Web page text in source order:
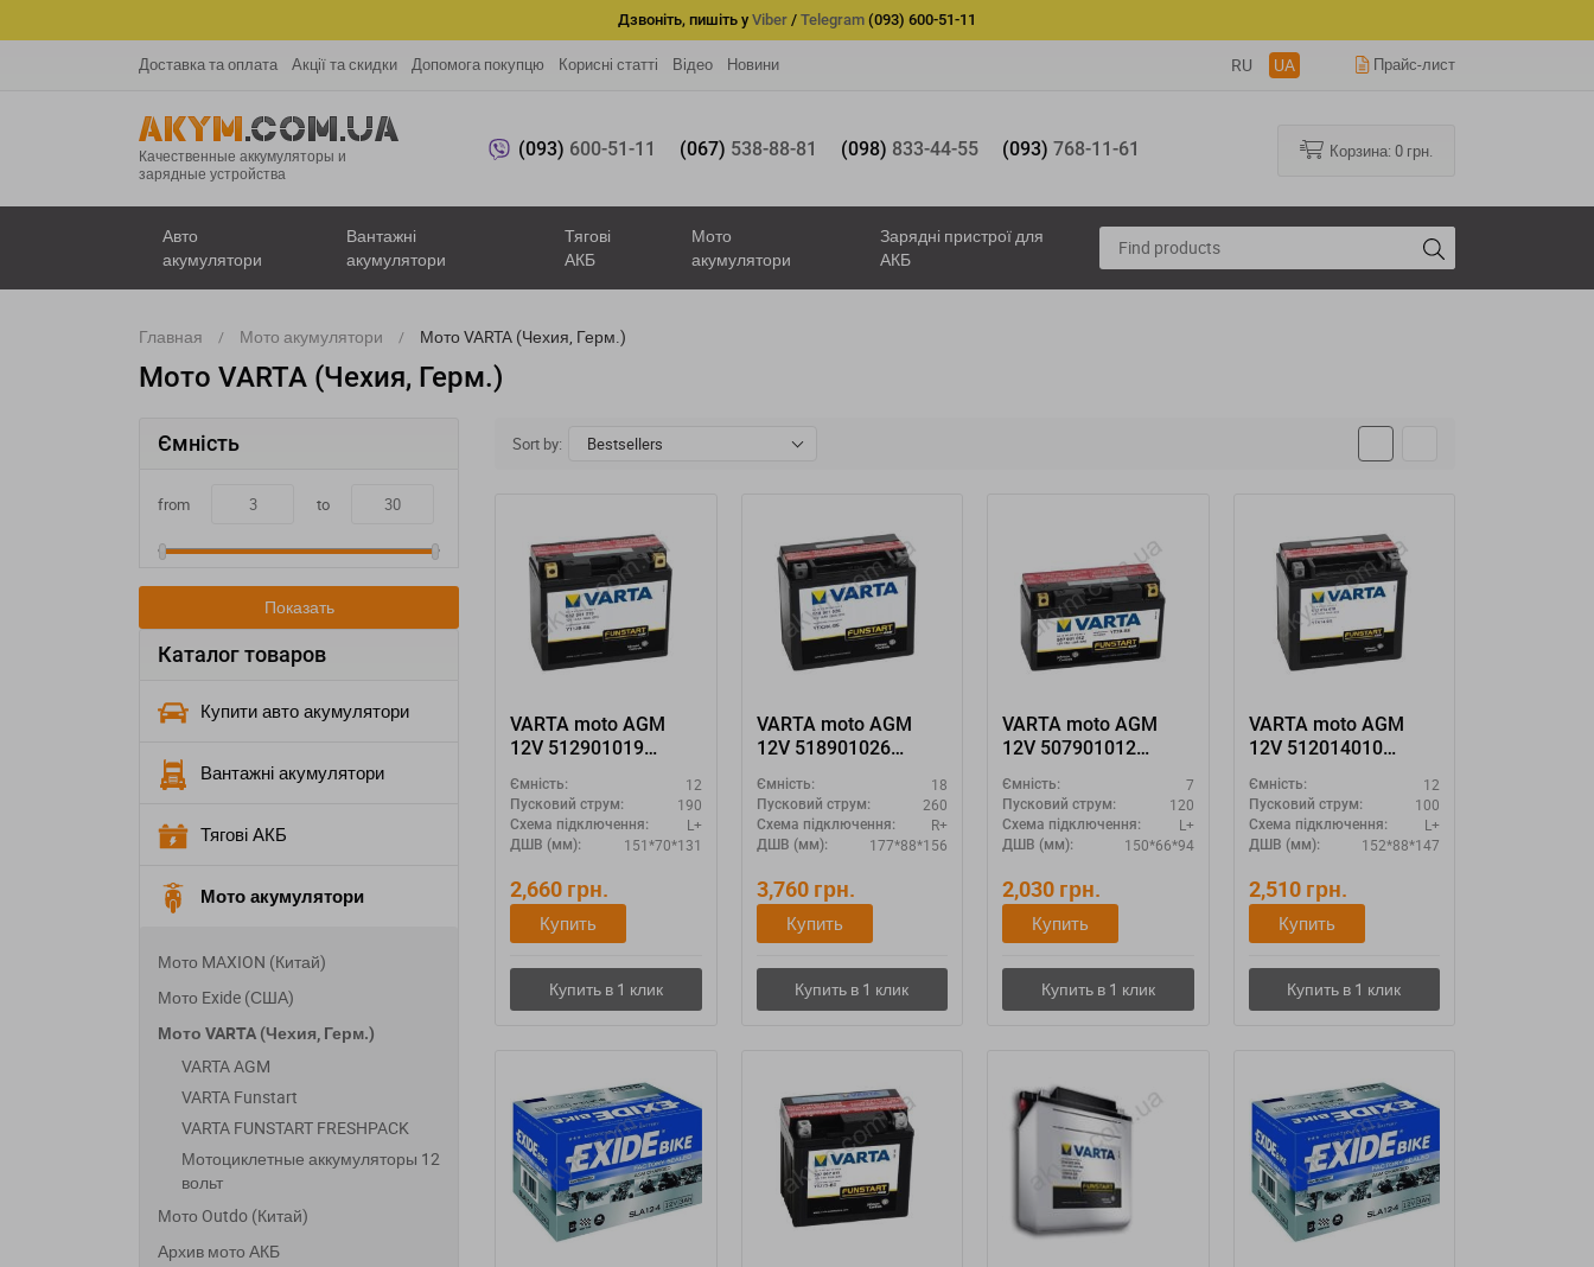
Дзвоніть, пишіть у Viber / Telegram (093) 600-51-11
Доставка та оплата Акції та скидки Допомога покупцю Корисні статті Відео Новини RU UA Прайс-лист
Качественные аккумуляторы и
зарядные устройства
(093) 600-51-11 (067) 538-88-81 (098) 833-44-55 (093) 768-11-61 Корзина: 0 грн.
Авто
акумулятори
Вантажні
акумулятори
Тягові
АКБ
Мото
акумулятори
Зарядні пристрої для
АКБ
Главная Мото акумулятори Мото VARTA (Чехия, Герм.)
Мото VARTA (Чехия, Герм.)
Ємність
from to
Показать
Каталог товаров
Купити авто акумулятори
Вантажні акумулятори
Тягові АКБ
Мото акумулятори
Мото MAXION (Китай)
Мото Exide (США)
Мото VARTA (Чехия, Герм.)
VARTA AGM
VARTA Funstart
VARTA FUNSTART FRESHPACK
Мотоциклетные аккумуляторы 12
вольт
Мото Outdo (Китай)
Архив мото АКБ
Sort by: Bestsellers
VARTA moto AGM
12V 512901019
Ємність: 12
Пусковий струм: 190
Схема підключення: L+
ДШВ (мм): 151*70*131
2,660 грн.
Купить
VARTA moto AGM
12V 518901026
Ємність: 18
Пусковий струм: 260
Схема підключення: R+
ДШВ (мм): 177*88*156
3,760 грн.
Купить
VARTA moto AGM
12V 507901012
Ємність: 7
Пусковий струм: 120
Схема підключення: L+
ДШВ (мм): 150*66*94
2,030 грн.
Купить
VARTA moto AGM
12V 512014010
Ємність: 12
Пусковий струм: 100
Схема підключення: L+
ДШВ (мм): 152*88*147
2,510 грн.
Купить